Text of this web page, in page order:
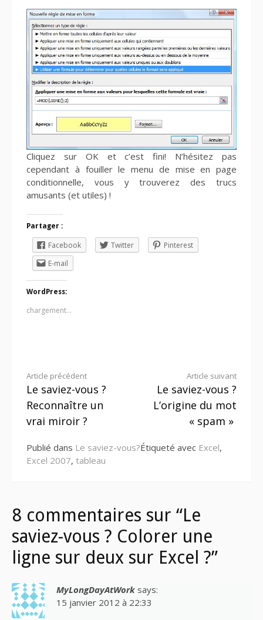
Cliquez sur OK et c’est fini! N’hésitez pas
cependant à fouiller le menu de mise en page
conditionnelle, vous y trouverez des trucs
amusants (et utiles) !
Partager :
Facebook Twitter
Pinterest
E-mail
WordPress:
chargement…
Lire
la
suite
Article précédent
Le saviez-vous ?
Reconnaître un
vrai miroir ?
Article suivant
Le saviez-vous ?
L’origine du mot
« spam »
Publié dans Le saviez-vous?Étiqueté avec Excel,
Excel 2007, tableau
8 commentaires sur “Le
saviez-vous ? Colorer une
ligne sur deux sur Excel ?”
MyLongDayAtWork says:
15 janvier 2012 à 22:33